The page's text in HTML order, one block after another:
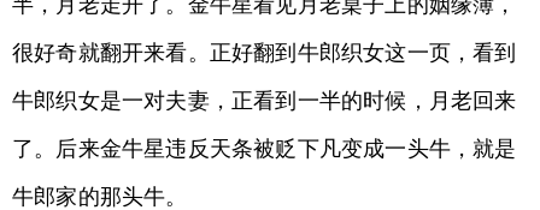
半，月老走开了。金牛星看见月老桌子上的姻缘簿，
很好奇就翻开来看。正好翻到牛郎织女这一页，看到
牛郎织女是一对夫妻，正看到一半的时候，月老回来
了。后来金牛星违反天条被贬下凡变成一头牛，就是
牛郎家的那头牛。